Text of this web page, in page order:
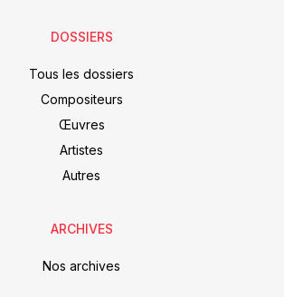
DOSSIERS
Tous les dossiers
Compositeurs
Œuvres
Artistes
Autres
ARCHIVES
Nos archives